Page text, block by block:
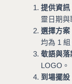
提供資訊
靈日期與
選擇方案
均為 1 組
敬語與落
LOGO。
到場擺設